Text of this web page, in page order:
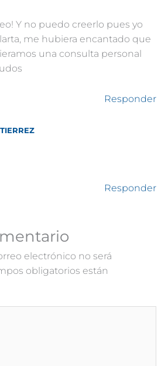
Y no puedo creerlo pues yo
me hubiera encantado que
una consulta personal
Responder
Responder
electrónico no será
obligatorios están